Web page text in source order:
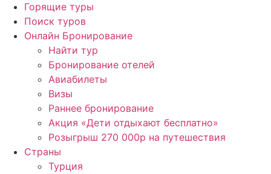
Горящие туры
Поиск туров
Онлайн Бронирование
Найти тур
Бронирование отелей
Авиабилеты
Визы
Раннее бронирование
Акция «Дети отдыхают бесплатно»
Розыгрыш 270 000р на путешествия
Страны
Турция